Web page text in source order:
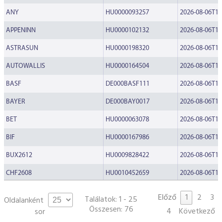
ANY HU0000093257 2026-08-
APPENINN HU0000102132 2026-08-
ASTRASUN HU0000198320 2026-08-
AUTOWALLIS HU0000164504 2026-08-
BASF DE000BASF111 2026-08-
BAYER DE000BAY0017 2026-08-
BET HU0000063078 2026-08-
BIF HU0000167986 2026-08-
BUX2612 HU0009828422 2026-08-
CHF2608 HU0010452659 2026-08-
2026-08-
CIGPANNONIA HU0000180112 2026-08-
Oldalanként
sor
Találatok: 1 - 25
Összesen: 76
Előző 1 2
3
4
Következő